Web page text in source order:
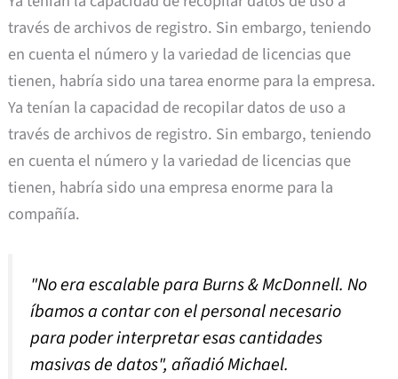
través de archivos de registro. Sin embargo, teniendo
en cuenta el número y la variedad de licencias que
tienen, habría sido una tarea enorme para la empresa.
Ya tenían la capacidad de recopilar datos de uso a
través de archivos de registro. Sin embargo, teniendo
en cuenta el número y la variedad de licencias que
tienen, habría sido una empresa enorme para la
compañía.
"No era escalable para Burns & McDonnell. No
íbamos a contar con el personal necesario
para poder interpretar esas cantidades
masivas de datos",añadió Michael.